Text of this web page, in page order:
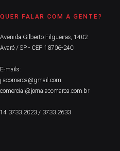
QUER FALAR COM A GENTE?
Avenida Gilberto Filgueiras, 1402
Avaré / SP - CEP. 18706-240
E-mails:
j.acomarca@gmail.com
comercial@jornalacomarca.com.br
14 3733.2023 / 3733.2633